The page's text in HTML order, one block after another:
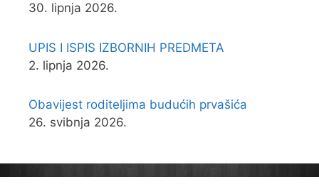
30. lipnja 2026.
UPIS I ISPIS IZBORNIH PREDMETA
2. lipnja 2026.
Obavijest roditeljima budućih prvašića
26. svibnja 2026.